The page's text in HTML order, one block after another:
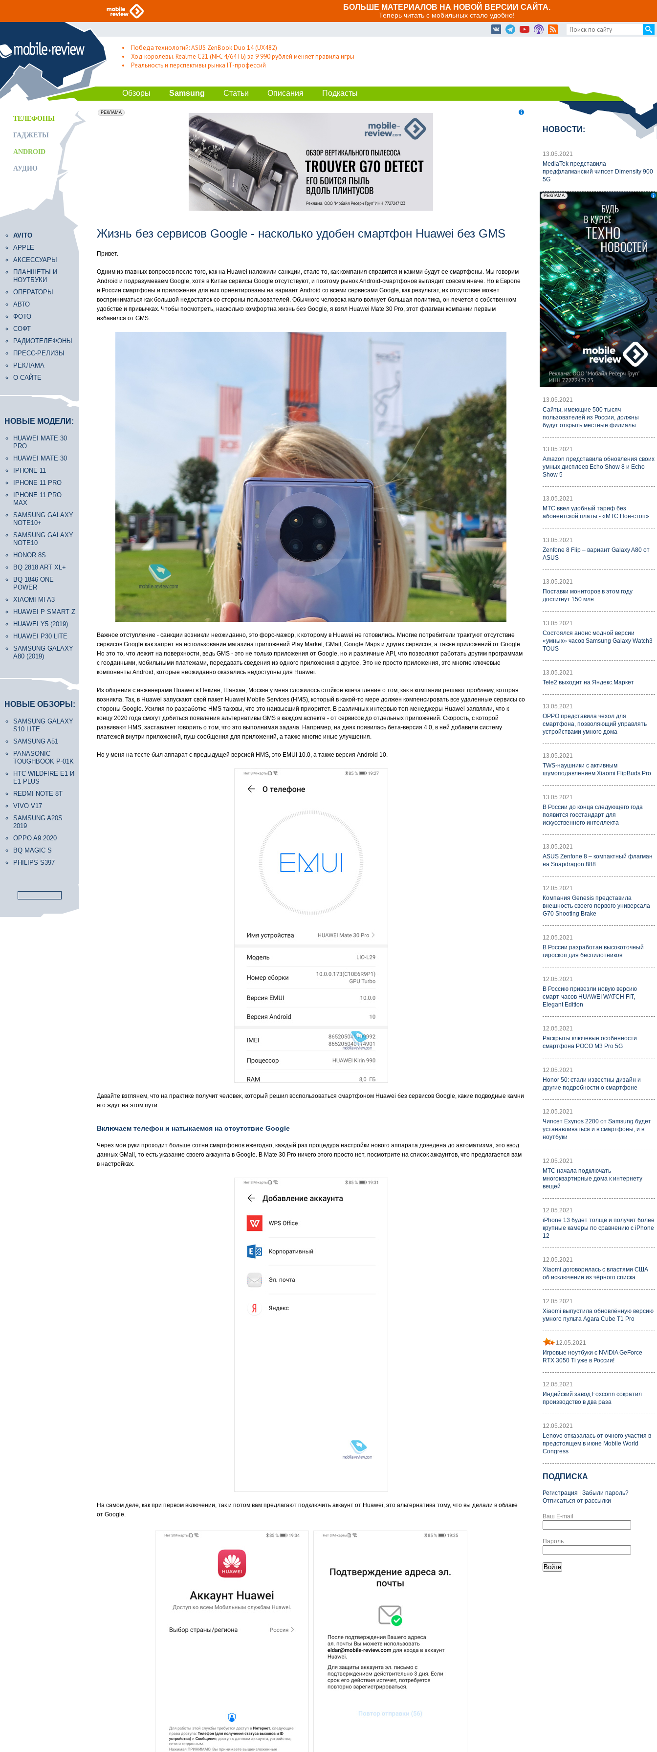
БОЛЬШЕ МАТЕРИАЛОВ НА НОВОЙ ВЕРСИИ САЙТА.
Теперь читать с мобильных стало удобно!
Победа технологий: ASUS ZenBook Duo 14 (UX482)
Ход королевы. Realme C21 (NFC 4/64 ГБ) за 9 990 рублей меняет правила игры
Реальность и перспективы рынка IT-профессий
Обзоры Samsung Статьи Описания Подкасты
ТЕЛЕФОНЫ
ГАДЖЕТЫ
ANDROID
АУДИО
AVITO
APPLE
АКСЕССУАРЫ
ПЛАНШЕТЫ И
НОУТБУКИ
ОПЕРАТОРЫ
АВТО
ФОТО
СОФТ
РАДИОТЕЛЕФОНЫ
ПРЕСС-РЕЛИЗЫ
РЕКЛАМА
О САЙТЕ
НОВЫЕ МОДЕЛИ:
HUAWEI MATE 30
PRO
HUAWEI MATE 30
IPHONE 11
IPHONE 11 PRO
IPHONE 11 PRO
MAX
SAMSUNG GALAXY
NOTE10+
SAMSUNG GALAXY
NOTE10
HONOR 8S
BQ 2818 ART XL+
BQ 1846 ONE
POWER
XIAOMI MI A3
HUAWEI P SMART Z
HUAWEI Y5 (2019)
HUAWEI P30 LITE
SAMSUNG GALAXY
A80 (2019)
НОВЫЕ ОБЗОРЫ:
SAMSUNG GALAXY
S10 LITE
SAMSUNG A51
PANASONIC
TOUGHBOOK P-01K
HTC WILDFIRE E1 И
E1 PLUS
REDMI NOTE 8T
VIVO V17
SAMSUNG A20S
2019
OPPO A9 2020
BQ MAGIC S
PHILIPS S397
erid: 2VfnxxmNzs5
РЕКЛАМА
Жизнь без сервисов Google - насколько удобен смартфон Huawei без GMS
Привет.
Одним из главных вопросов после того, как на Huawei наложили санкции, стало то, как компания справится и какими будут ее смартфоны. Мы говорим
Android и подразумеваем Google, хотя в Китае сервисы Google отсутствуют, и поэтому рынок Android-смартфонов выглядит совсем иначе. Но в Европе
и России смартфоны и приложения для них ориентированы на вариант Android со всеми сервисами Google, как результат, их отсутствие может
восприниматься как большой недостаток со стороны пользователей. Обычного человека мало волнует большая политика, он печется о собственном
удобстве и привычках. Чтобы посмотреть, насколько комфортна жизнь без Google, я взял Huawei Mate 30 Pro, этот флагман компании первым
избавился от GMS.
Важное отступление - санкции возникли неожиданно, это форс-мажор, к которому в Huawei не готовились. Многие потребители трактуют отсутствие
сервисов Google как запрет на использование магазина приложений Play Market, GMail, Google Maps и других сервисов, а также приложений от Google.
Но это то, что лежит на поверхности, ведь GMS - это не только приложения от Google, но и различные API, что позволяют работать другим программам
с геоданными, мобильными платежами, передавать сведения из одного приложения в другое. Это не просто приложения, это многие ключевые
компоненты Android, которые неожиданно оказались недоступны для Huawei.
Из общения с инженерами Huawei в Пекине, Шанхае, Москве у меня сложилось стойкое впечатление о том, как в компании решают проблему, которая
возникла. Так, в Huawei запускают свой пакет Huawei Mobile Services (HMS), который в какой-то мере должен компенсировать все удаленные сервисы со
стороны Google. Усилия по разработке HMS таковы, что это наивысший приоритет. В различных интервью топ-менеджеры Huawei заявляли, что к
концу 2020 года смогут добиться появления альтернативы GMS в каждом аспекте - от сервисов до отдельных приложений. Скорость, с которой
развивают HMS, заставляет говорить о том, что это выполнимая задача. Например, на днях появилась бета-версия 4.0, в ней добавили систему
платежей внутри приложений, пуш-сообщения для приложений, а также многие иные улучшения.
Но у меня на тесте был аппарат с предыдущей версией HMS, это EMUI 10.0, а также версия Android 10.
Давайте взглянем, что на практике получит человек, который решил воспользоваться смартфоном Huawei без сервисов Google, какие подводные камни
его ждут на этом пути.
Включаем телефон и натыкаемся на отсутствие Google
Через мои руки проходит больше сотни смартфонов ежегодно, каждый раз процедура настройки нового аппарата доведена до автоматизма, это ввод
данных GMail, то есть указание своего аккаунта в Google. В Mate 30 Pro ничего этого просто нет, посмотрите на список аккаунтов, что предлагается вам
в настройках.
На самом деле, как при первом включении, так и потом вам предлагают подключить аккаунт от Huawei, это альтернатива тому, что вы делали в облаке
от Google.
НОВОСТИ:
13.05.2021
MediaTek представила
предфлагманский чипсет Dimensity 900
5G
13.05.2021
Cайты, имеющие 500 тысяч
пользователей из России, должны
будут открыть местные филиалы
13.05.2021
Amazon представила обновления своих
умных дисплеев Echo Show 8 и Echo
Show 5
13.05.2021
МТС ввел удобный тариф без
абонентской платы - «МТС Нон-стоп»
13.05.2021
Zenfone 8 Flip – вариант Galaxy A80 от
ASUS
13.05.2021
Поставки мониторов в этом году
достигнут 150 млн
13.05.2021
Состоялся анонс модной версии
«умных» часов Samsung Galaxy Watch3
TOUS
13.05.2021
Tele2 выходит на Яндекс.Маркет
13.05.2021
OPPO представила чехол для
смартфона, позволяющий управлять
устройствами умного дома
13.05.2021
TWS-наушники с активным
шумоподавлением Xiaomi FlipBuds Pro
13.05.2021
В России до конца следующего года
появится госстандарт для
искусственного интеллекта
13.05.2021
ASUS Zenfone 8 – компактный флагман
на Snapdragon 888
12.05.2021
Компания Genesis представила
внешность своего первого универсала
G70 Shooting Brake
12.05.2021
В России разработан высокоточный
гироскоп для беспилотников
12.05.2021
В Россию привезли новую версию
смарт-часов HUAWEI WATCH FIT,
Elegant Edition
12.05.2021
Раскрыты ключевые особенности
смартфона POCO M3 Pro 5G
12.05.2021
Honor 50: стали известны дизайн и
другие подробности о смартфоне
12.05.2021
Чипсет Exynos 2200 от Samsung будет
устанавливаться и в смартфоны, и в
ноутбуки
12.05.2021
МТС начала подключать
многоквартирные дома к интернету
вещей
12.05.2021
iPhone 13 будет толще и получит более
крупные камеры по сравнению с iPhone
12
12.05.2021
Xiaomi договорилась с властями США
об исключении из чёрного списка
12.05.2021
Xiaomi выпустила обновлённую версию
умного пульта Agara Cube T1 Pro
12.05.2021
Игровые ноутбуки с NVIDIA GeForce
RTX 3050 Ti уже в России!
12.05.2021
Индийский завод Foxconn сократил
производство в два раза
12.05.2021
Lenovo отказалась от очного участия в
предстоящем в июне Mobile World
Congress
ПОДПИСКА
Регистрация
Забыли пароль?
Отписаться от рассылки
Ваш E-mail
Пароль